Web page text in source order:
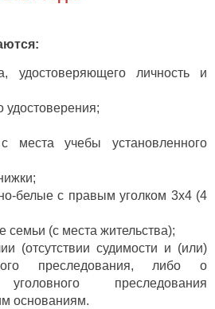
удостоверяющего личность и
удостоверения;
с места учебы установленного
белые с правым уголком 3х4 (4
семьи (с места жительства);
(отсутствии судимости и (или)
преследования, либо о
преследования
основаниям.